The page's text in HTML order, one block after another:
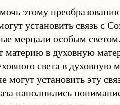
этому
установить связь с
мерцали особым
материю в духовную
света в духовную
установить эту
наполнились